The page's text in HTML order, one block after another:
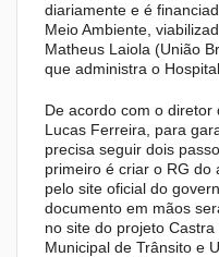
diariamente e é
Meio Ambiente,
Matheus Laiola (União
que administra o
De acordo com o diretor
Lucas Ferreira, para
precisa seguir dois
primeiro é criar o RG do
pelo site oficial do
documento em mãos
no site do projeto
Municipal de Trânsito e